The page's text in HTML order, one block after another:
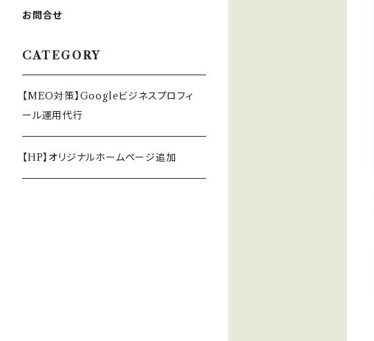
お問合せ
CATEGORY
【MEO対策】Googleビジネスプロフィ
ール運用代行
【HP】オリジナルホームページ追加